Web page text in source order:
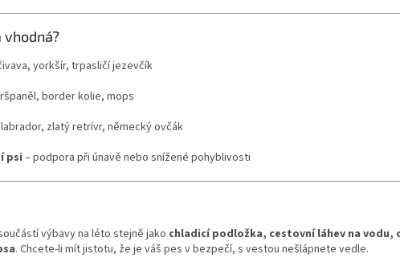
vhodná?
yorkšír, trpasličí jezevčík
border kolie, mops
labrador, zlatý retrívr, německý ovčák
psi– podpora při únavě nebo snížené pohyblivosti
výbavy na léto stejně jako chladicí podložka, cestovní láhev na
. Chcete-li mít jistotu, že je váš pes v bezpečí, s vestou nešlápnete vedle.